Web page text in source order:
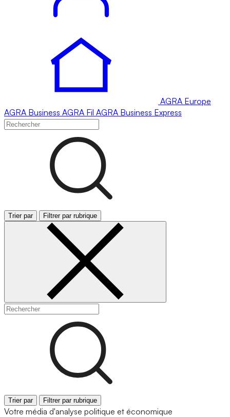
AGRA Europe
AGRA Business AGRA Fil AGRA Business Express
Trier par Filtrer par rubrique
Trier par Filtrer par rubrique
Votre média d'analyse politique et économique